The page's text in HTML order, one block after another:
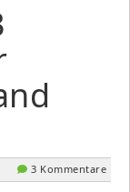
3 Kommentare